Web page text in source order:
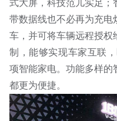
式大屏，科技范儿实足
带数据线也不必再为充
车，并可将车辆远程授
制，能够实现车家互联
项智能家电。功能多样
都更为便捷。